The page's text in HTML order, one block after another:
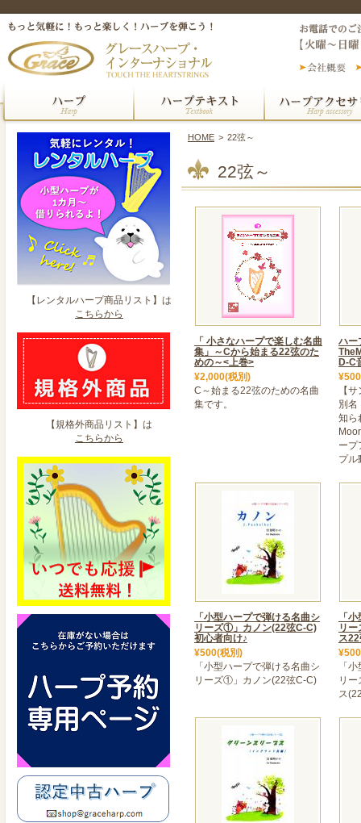
【レンタルハープ商品リスト】は
こちらから
【規格外商品リスト】は
こちらから
HOME > 22弦～
22弦～
「 小さなハープで楽しむ名曲
集」～Cから始まる22弦のた
めの～<上巻>
¥2,000(税別)
C～始まる22弦のための名曲
集です。
ハー
D-C
【
別名
知ら
ープ
プル
「小型ハープで弾ける名曲シ
リーズ①」カノン(22弦C-C)
初心者向け♪
¥500(税別)
「小型ハープで弾ける名曲シ
リーズ①」カノン(22弦C-C)
「
リ
ス
「
リ
ス